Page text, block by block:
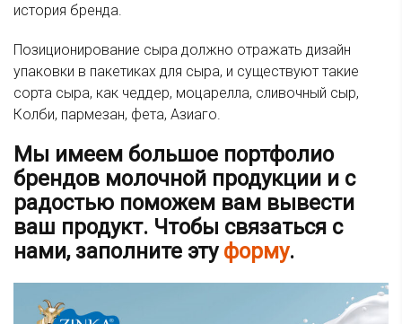
история бренда.
Позиционирование сыра должно отражать дизайн
упаковки в пакетиках для сыра, и существуют такие
сорта сыра, как чеддер, моцарелла, сливочный сыр,
Колби, пармезан, фета, Азиаго.
Мы имеем большое портфолио
брендов молочной продукции и с
радостью поможем вам вывести
ваш продукт. Чтобы связаться с
нами, заполните этуформу.